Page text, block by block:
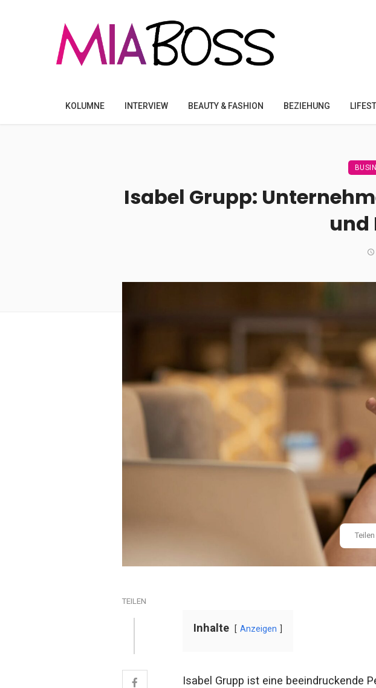
KOLUMNE INTERVIEW BEAUTY & FASHION BEZIEHUNG
Isabel Grupp:
und
Teilen
TEILEN
Inhalte Anzeigen
Isabel Grupp ist eine beeindruckende